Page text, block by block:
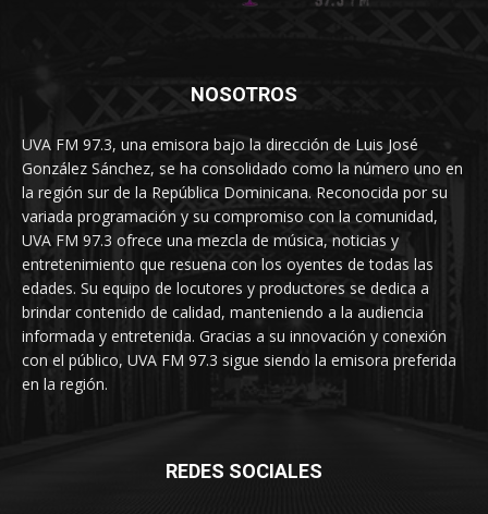
NOSOTROS
UVA FM 97.3, una emisora bajo la dirección de Luis José
González Sánchez, se ha consolidado como la número uno en
la región sur de la República Dominicana. Reconocida por su
variada programación y su compromiso con la comunidad,
UVA FM 97.3 ofrece una mezcla de música, noticias y
entretenimiento que resuena con los oyentes de todas las
edades. Su equipo de locutores y productores se dedica a
brindar contenido de calidad, manteniendo a la audiencia
informada y entretenida. Gracias a su innovación y conexión
con el público, UVA FM 97.3 sigue siendo la emisora preferida
en la región.
REDES SOCIALES